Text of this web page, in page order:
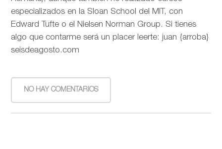
especializados en la Sloan School del MIT, con
Edward Tufte o el Nielsen Norman Group. Si tienes
algo que contarme será un placer leerte: juan {arroba}
seisdeagosto.com
NO HAY COMENTARIOS